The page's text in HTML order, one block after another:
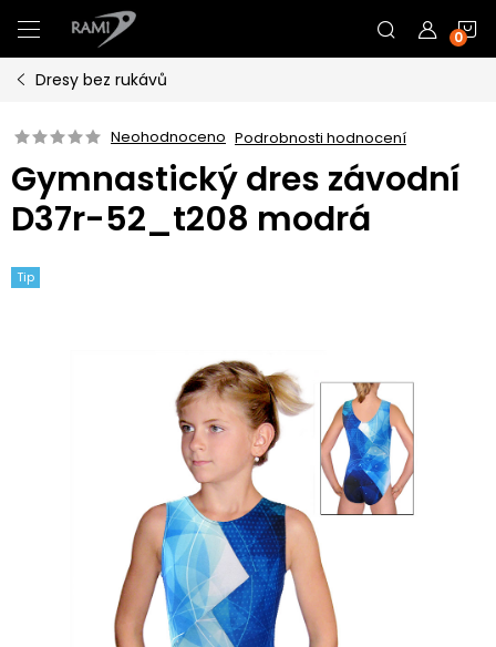
na
obsah
Dresy bez rukávů
Neohodnoceno Podrobnosti hodnocení
Gymnastický dres závodní
D37r-52_t208 modrá
Tip